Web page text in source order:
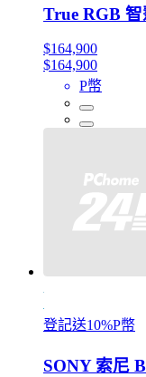
True RGB
$164,900
$164,900
P幣
登記送10%P幣
SONY 索尼